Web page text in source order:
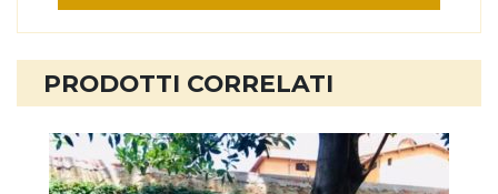
PRODOTTI CORRELATI